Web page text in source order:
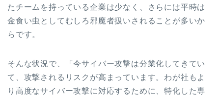
たチームを持っている企業は少なく、さらには平時は
金食い虫としてむしろ邪魔者扱いされることが多いか
らです。
そんな状況で、「今サイバー攻撃は分業化してきてい
て、攻撃されるリスクが高まっています。わが社もよ
り高度なサイバー攻撃に対応するために、特化した専